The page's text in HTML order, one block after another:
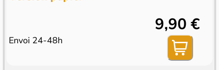
Envoi 24-48h
9,90 €